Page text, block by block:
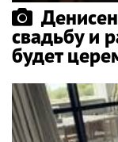
свадьбу и
будет